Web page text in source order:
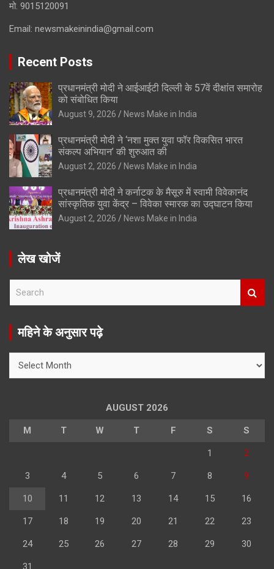
मो. 9015120091
Email: newsmakeinindia@gmail.com
Recent Posts
प्रधानमंत्री मोदी ने आईआईटी दिल्ली के 57वें दीक्षांत समारोह
को संबोधित किया
August 9, 2026 News Make in India
प्रधानमंत्री मोदी ने ‘नशा मुक्त युवा फॉर विकसित भारत
संकल्प अभियान’ की शुरुआत की
August 2, 2026 News Make in India
प्रधानमंत्री मोदी ने कर्नाटक के मैसूरु में स्वामी विवेकानंद
सांस्कृतिक युवा केंद्र – विवेका स्मारक का उद्घाटन किया
August 2, 2026 News Make in India
लेख खोजें
r
महिने के अनुसार पढ़े
AUGUST 2026
M T W T F S S
1 2
3 4 5 6 7 8 9
10 11 12 13 14 15 16
17 18 19 20 21 22 23
24 25 26 27 28 29 30
31